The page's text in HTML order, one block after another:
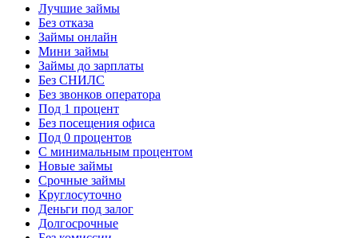
Лучшие займы
Без отказа
Займы онлайн
Мини займы
Займы до зарплаты
Без СНИЛС
Без звонков оператора
Под 1 процент
Без посещения офиса
Под 0 процентов
С минимальным процентом
Новые займы
Срочные займы
Круглосуточно
Деньги под залог
Долгосрочные